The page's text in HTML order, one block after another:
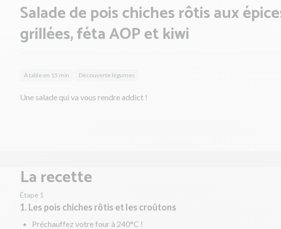
Salade de pois chiches rôtis aux
grillées, féta AOP et kiwi
À table en 15 min Découverte légumes
Une salade qui va vous rendre addict !
La recette
Étape 1
1. Les pois chiches rôtis et les croûtons
Préchauffez votre four à 240°C !